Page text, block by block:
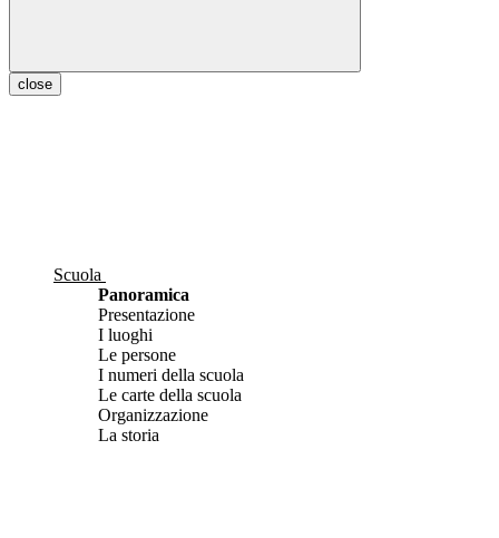
close
Scuola
Panoramica
Presentazione
I luoghi
Le persone
I numeri della scuola
Le carte della scuola
Organizzazione
La storia